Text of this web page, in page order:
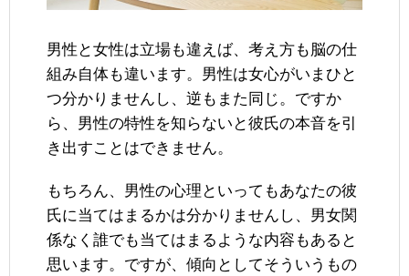
男性と女性は立場も違えば、考え方も脳の仕
組み自体も違います。男性は女心がいまひと
つ分かりませんし、逆もまた同じ。ですか
ら、男性の特性を知らないと彼氏の本音を引
き出すことはできません。
もちろん、男性の心理といってもあなたの彼
氏に当てはまるかは分かりませんし、男女関
係なく誰でも当てはまるような内容もあると
思います。ですが、傾向としてそういうもの